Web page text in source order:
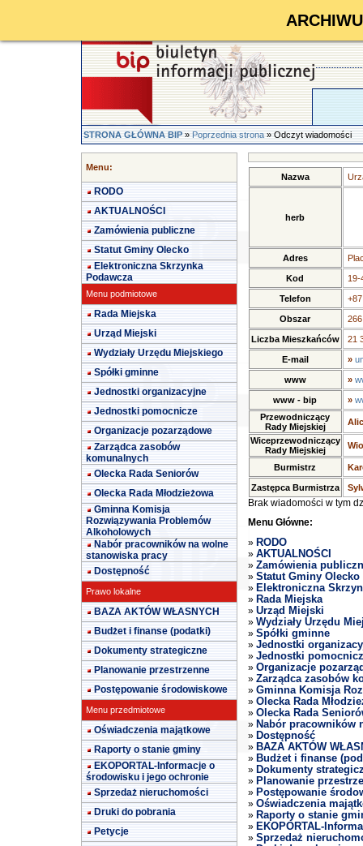
STRONA GŁÓWNA BIP»Poprzednia strona» Odczyt wiadomości
Menu:
RODO
AKTUALNOŚCI
Zamówienia publiczne
Statut Gminy Olecko
Elektroniczna Skrzynka
Podawcza
Menu podmiotowe
Rada Miejska
Urząd Miejski
Wydziały Urzędu Miejskiego
Spółki gminne
Jednostki organizacyjne
Jednostki pomocnicze
Organizacje pozarządowe
Zarządca zasobów
komunalnych
Olecka Rada Seniorów
Olecka Rada Młodzieżowa
Gminna Komisja
Rozwiązywania Problemów
Alkoholowych
Nabór pracowników na wolne
stanowiska pracy
Dostępność
Prawo lokalne
BAZA AKTÓW WŁASNYCH
Budżet i finanse (podatki)
Dokumenty strategiczne
Planowanie przestrzenne
Postępowanie środowiskowe
Menu przedmiotowe
Oświadczenia majątkowe
Raporty o stanie gminy
EKOPORTAL-Informacje o
środowisku i jego ochronie
Sprzedaż nieruchomości
Druki do pobrania
Petycje
Nazwa
herb
Adres
Kod 19-
Telefon
Obszar
Liczba Mieszkańców 21
E-mail »
www »
www - bip »
Przewodniczący
Rady Miejskiej
Wiceprzewodniczący
Rady Miejskiej
Burmistrz
Zastępca Burmistrza
Brak wiadomości w tym
Menu Główne:
» RODO
» AKTUALNOŚCI
» Zamówienia
» Statut Gminy Olecko
» Elektroniczna
» Rada Miejska
» Urząd Miejski
» Wydziały Urzędu
» Spółki gminne
» Jednostki
» Jednostki
» Organizacje
» Zarządca zasobów
» Gminna Komisja
» Olecka Rada
» Olecka Rada
» Nabór pracowników
» Dostępność
» BAZA AKTÓW
» Budżet i finanse
» Dokumenty
» Planowanie
» Postępowanie
» Oświadczenia
» Raporty o stanie
» EKOPORTAL-
» Sprzedaż